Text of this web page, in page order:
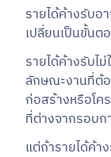
รายได้ค้างรับอ
เปลี่ยนเป็นขั้นต
รายได้ค้างรับไ
ลักษณะงานที่ต้
ก่อสร้างหรือโค
ที่ต่างจากรอบก
แต่ถ้ารายได้ค้า